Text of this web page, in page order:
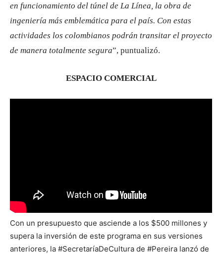
en funcionamiento del túnel de La Línea, la obra de
ingeniería más emblemática para el país. Con estas
actividades los colombianos podrán transitar el proyecto
de manera totalmente segura”, puntualizó.
ESPACIO COMERCIAL
Con un presupuesto que asciende a los $500 millones y
supera la inversión de este programa en sus versiones
anteriores, la #SecretaríaDeCultura de #Pereira lanzó de